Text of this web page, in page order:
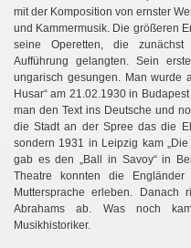
mit der Komposition von ernster
und Kammermusik. Die größeren
seine Operetten, die zunächst
Aufführung gelangten. Sein
ungarisch gesungen. Man wurde
Husar“ am 21.02.1930 in
man den Text ins Deutsche und
die Stadt an der Spree das die
sondern 1931 in Leipzig kam
gab es den „Ball in Savoy“ in
Theatre konnten die
Muttersprache erleben.
Abrahams ab. Was noch
Musikhistoriker.